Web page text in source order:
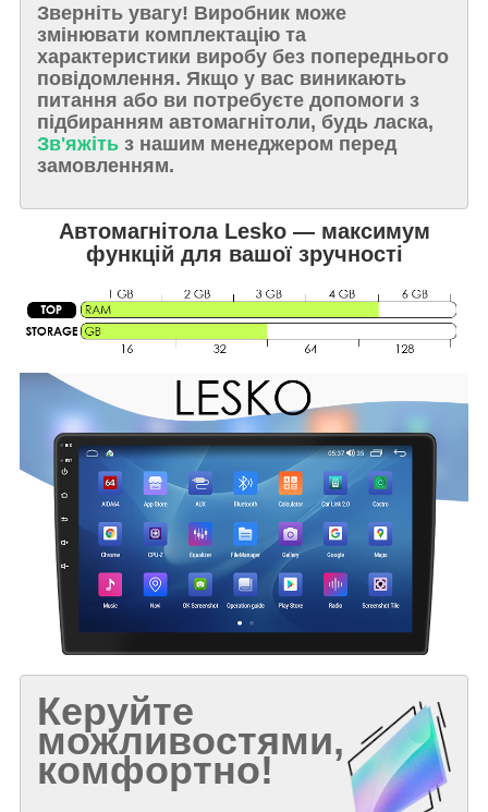
Зверніть увагу! Виробник може
змінювати комплектацію та
характеристики виробу без попереднього
повідомлення. Якщо у вас виникають
питання або ви потребуєте допомоги з
підбиранням автомагнітоли, будь ласка,
Зв'яжіть з нашим менеджером перед
замовленням.
Автомагнітола Lesko — максимум
функцій для вашої зручності
Керуйте
можливостями,
комфортно!